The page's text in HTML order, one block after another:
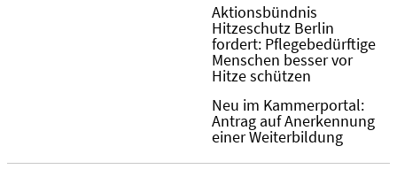
Aktionsbündnis
Hitzeschutz Berlin
fordert: Pflegebedürftige
Menschen besser vor
Hitze schützen
Neu im Kammerportal:
Antrag auf Anerkennung
einer Weiterbildung